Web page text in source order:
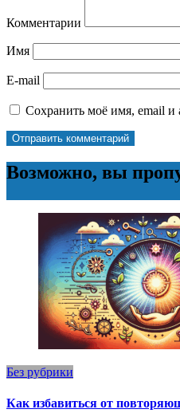
Комментарии
Имя
E-mail
Сохранить моё имя, email и
Возможно, вы
Без рубрики
Как избавиться от